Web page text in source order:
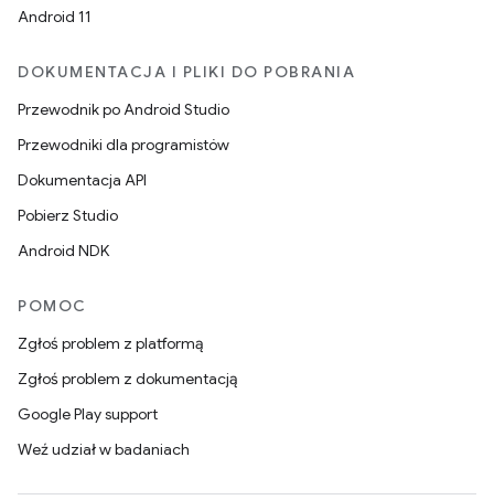
Android 11
DOKUMENTACJA I PLIKI DO POBRANIA
Przewodnik po Android Studio
Przewodniki dla programistów
Dokumentacja API
Pobierz Studio
Android NDK
POMOC
Zgłoś problem z platformą
Zgłoś problem z dokumentacją
Google Play support
Weź udział w badaniach